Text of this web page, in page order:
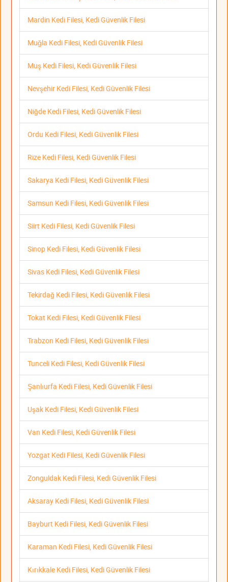
Mardin Kedi Filesi, Kedi Güvenlik Filesi
Muğla Kedi Filesi, Kedi Güvenlik Filesi
Muş Kedi Filesi, Kedi Güvenlik Filesi
Nevşehir Kedi Filesi, Kedi Güvenlik Filesi
Niğde Kedi Filesi, Kedi Güvenlik Filesi
Ordu Kedi Filesi, Kedi Güvenlik Filesi
Rize Kedi Filesi, Kedi Güvenlik Filesi
Sakarya Kedi Filesi, Kedi Güvenlik Filesi
Samsun Kedi Filesi, Kedi Güvenlik Filesi
Siirt Kedi Filesi, Kedi Güvenlik Filesi
Sinop Kedi Filesi, Kedi Güvenlik Filesi
Sivas Kedi Filesi, Kedi Güvenlik Filesi
Tekirdağ Kedi Filesi, Kedi Güvenlik Filesi
Tokat Kedi Filesi, Kedi Güvenlik Filesi
Trabzon Kedi Filesi, Kedi Güvenlik Filesi
Tunceli Kedi Filesi, Kedi Güvenlik Filesi
Şanlıurfa Kedi Filesi, Kedi Güvenlik Filesi
Uşak Kedi Filesi, Kedi Güvenlik Filesi
Van Kedi Filesi, Kedi Güvenlik Filesi
Yozgat Kedi Filesi, Kedi Güvenlik Filesi
Zonguldak Kedi Filesi, Kedi Güvenlik Filesi
Aksaray Kedi Filesi, Kedi Güvenlik Filesi
Bayburt Kedi Filesi, Kedi Güvenlik Filesi
Karaman Kedi Filesi, Kedi Güvenlik Filesi
Kırıkkale Kedi Filesi, Kedi Güvenlik Filesi